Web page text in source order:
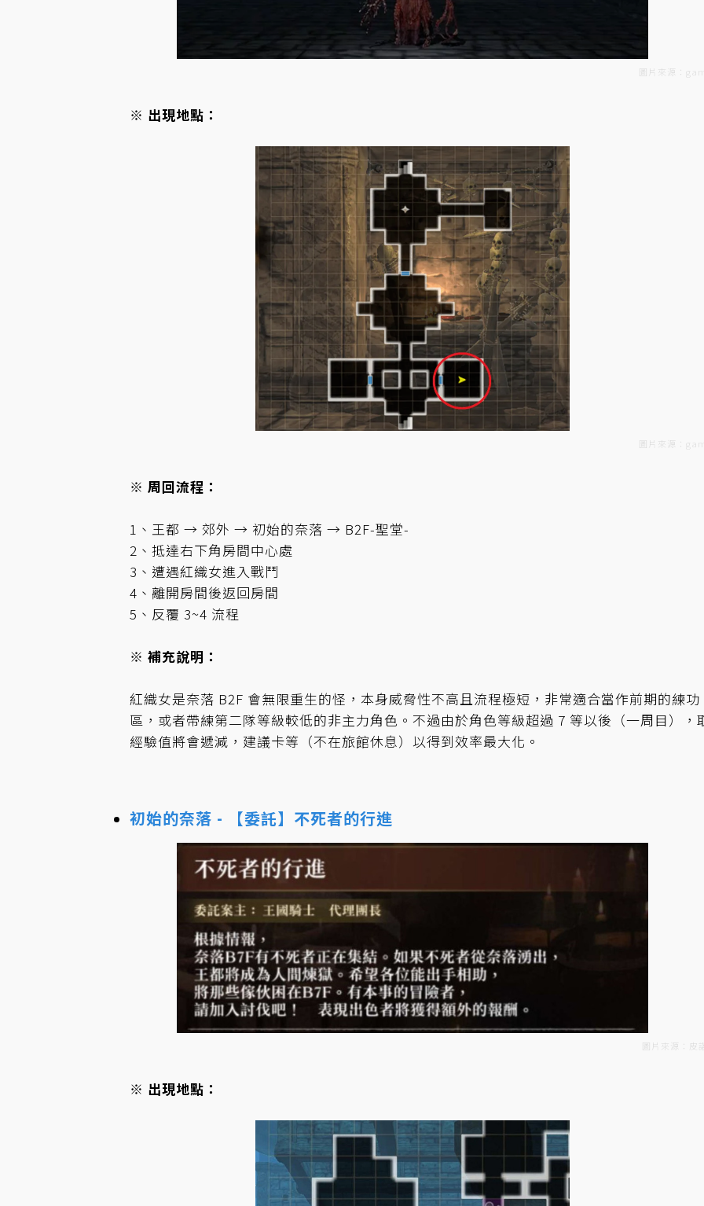
圖片來源：
※ 出現地點：
圖片來源：
※ 周回流程：
1、王都 → 郊外 → 初始的奈落 → B2F-聖堂-
2、抵達右下角房間中心處
3、遭遇紅織女進入戰鬥
4、離開房間後返回房間
5、反覆 3~4 流程
※ 補充說明：
紅織女是奈落 B2F 會無限重生的怪，本身威脅性不高且流程極短，非常適合當作前期的練功
區，或者帶練第二隊等級較低的非主力角色。不過由於角色等級超過 7 等以後（一周目），
經驗值將會遞減，建議卡等（不在旅館休息）以得到效率最大化。
初始的奈落 - 【委託】不死者的行進
圖片來源：皮
※ 出現地點：